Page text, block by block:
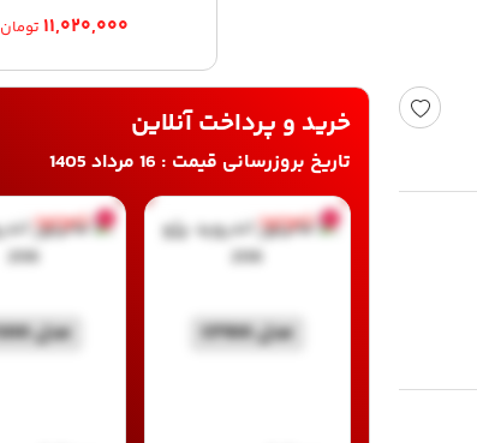
۱۱,۰۲۰,۰۰۰ تومان
خرید و پرداخت آنلاین
تاریخ بروزرسانی قیمت : 16 مرداد 1405
ناموجود
مدل CF100
ناموجود
مدل CF200